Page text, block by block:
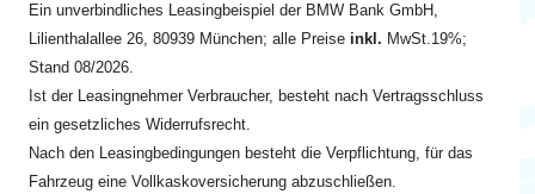
Ein unverbindliches Leasingbeispiel der BMW Bank GmbH,
Lilienthalallee 26, 80939 München; alle Preise inkl. MwSt.19%;
Stand 08/2026.
Ist der Leasingnehmer Verbraucher, besteht nach Vertragsschluss
ein gesetzliches Widerrufsrecht.
Nach den Leasingbedingungen besteht die Verpflichtung, für das
Fahrzeug eine Vollkaskoversicherung abzuschließen.